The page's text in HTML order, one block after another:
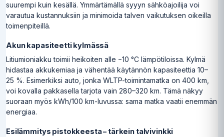
suurempi kuin kesällä. Ymmärtämällä syyyn sähköajoilija voi
varautua kustannuksiin ja minimoida talven vaikutuksen oikeilla
toimenpiteillä.
Akun kapasiteetti kylmässä
Litiumioniakku toimii heikoiten alle −10 °C lämpötiloissa. Kylmä
hidastaa akkukemiaa ja vähentää käytännön kapasiteettia 10–
25 %. Esimerkiksi auto, jonka WLTP-toimintamatka on 400 km,
voi kovalla pakkasella tarjota vain 280–320 km. Tämä näkyy
suoraan myös kWh/100 km-luvussa: sama matka vaatii enemmän
energiaa.
Esilämmitys pistokkeesta – tärkein talvivinkki